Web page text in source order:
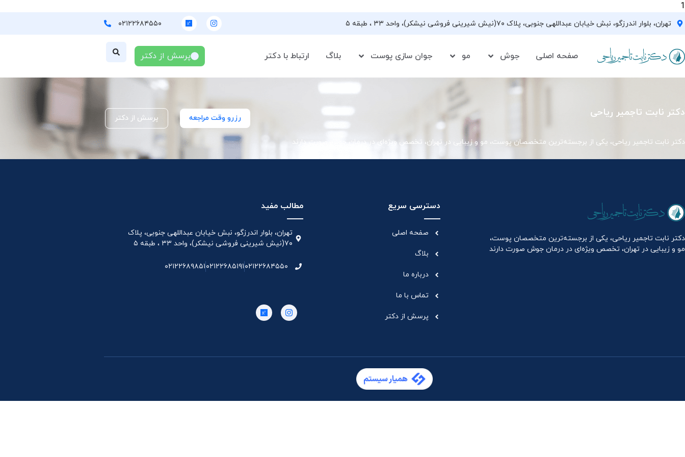
1
تهران، بلوار اندرزگو، نبش خیابان عبداللهی جنوبی، پلاک ۷۰(نیش شیرینی فروشی نیشکر)، واحد ۳۳ ، طبقه ۵ ۰۲۱۲۲۶۸۴۵۵۰
صفحه اصلی جوش مو جوان سازی پوست بلاگ ارتباط با دکتر پرسش از دکتر
دکتر نابت تاجمیر ریاحی
دکتر نابت تاجمیر ریاحی، یکی از برجسته‌ترین متخصصان پوست، مو و زیبایی در تهران، تخصص ویژه‌ای در درمان جوش صورت دارند
رزرو وقت مراجعه پرسش از دکتر
دکتر نابت تاجمیر ریاحی، یکی از برجسته‌ترین متخصصان پوست،
مو و زیبایی در تهران، تخصص ویژه‌ای در درمان جوش صورت دارند
دسترسی سریع
صفحه اصلی
بلاگ
درباره ما
تماس با ما
پرسش از دکتر
مطالب مفید
تهران، بلوار اندرزگو، نبش خیابان عبداللهی جنوبی، پلاک
۷۰(نیش شیرینی فروشی نیشکر)، واحد ۳۳ ، طبقه ۵
۰۲۱۲۲۶۸۴۵۵۰۰۲۱۲۲۶۸۵۱۹۱۰۲۱۲۲۶۸۹۸۵۱